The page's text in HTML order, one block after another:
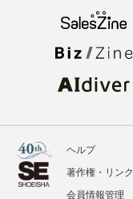
ヘルプ
著作権・リンク
会員情報管理